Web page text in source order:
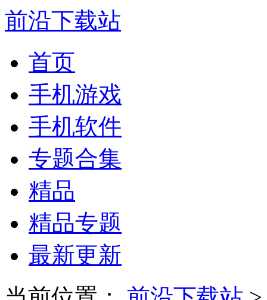
前沿下载站
首页
手机游戏
手机软件
专题合集
精品
精品专题
最新更新